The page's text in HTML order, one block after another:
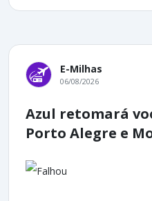
E-Milhas
06/08/2026
Azul retomará
Porto Alegre e